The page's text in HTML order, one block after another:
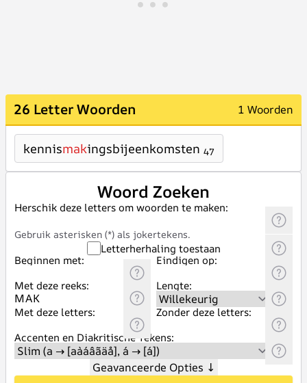
26 Letter Woorden 1 Woorden
kennismakingsbijeenkomsten 47
Woord Zoeken
Herschik deze letters om woorden te maken:
Gebruik asterisken (*) als jokertekens.
Letterherhaling toestaan
Beginnen met:
Eindigen op:
Met deze reeks:
Lengte:
Met deze letters:
Zonder deze letters:
Accenten en Diakritische Tekens:
Geavanceerde Opties ↓